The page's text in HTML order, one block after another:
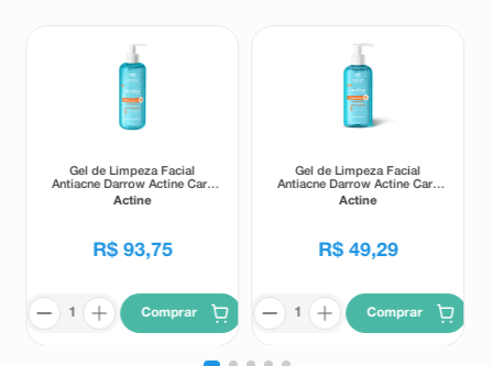
Gel de Limpeza Facial
Antiacne Darrow Actine Care
Alta Tolerância 400g
Actine
R$ 93,75
Comprar
Gel de Limpeza Facial
Antiacne Darrow Actine Care
Alta Tolerância 140g
Actine
R$ 49,29
Comprar